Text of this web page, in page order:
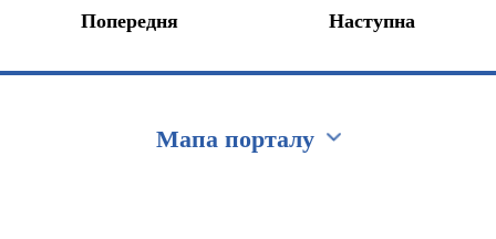
Попередня Наступна
Мапа порталу